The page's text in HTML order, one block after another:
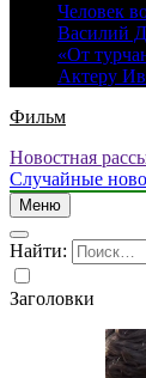
Человек
Василий
«От
Актеру
Фильм
Новостная
Случайные
Меню
Найти:
Заголовки